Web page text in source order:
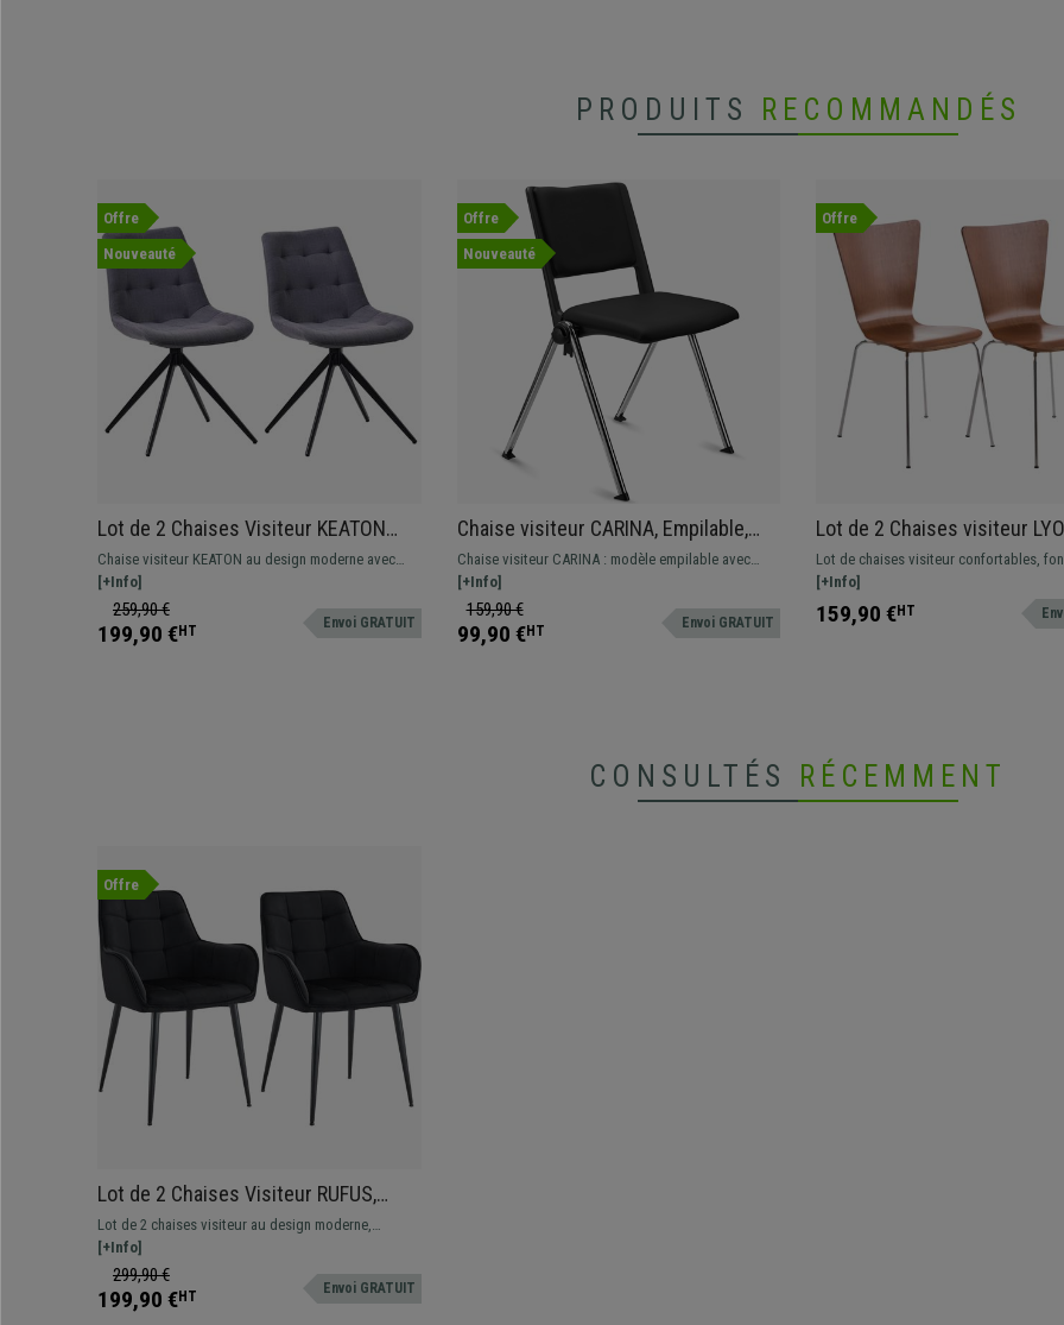
PRODUITS RECOMMANDÉS
Offre
Nouveauté
Lot de 2 Chaises Visiteur KEATON
TISSU, Structure Métallique,
Pivotantes, Gris Foncé
Chaise visiteur KEATON au design moderne avec
revêtement en tissu ou velours, disponible en
différentes couleurs.
[+Info]
259,90 €
199,90 €HT Envoi GRATUIT
Offre
Nouveauté
Chaise visiteur CARINA, Empilable,
Crochets d’Attache, Piétement
Chromé, Cuir Noir
Chaise visiteur CARINA : modèle empilable avec
système de crochets d’attache. Design moderne et
grande qualité de fabrication.
[+Info]
159,90 €
99,90 €HT Envoi GRATUIT
Offre
Lot de 2 Chaises visiteur
Empilables, en Bois, Marron
Lot de chaises visiteur confortables,
et empilables. Design moderne et actuel.
[+Info]
159,90 €HT
CONSULTÉS RÉCEMMENT
Offre
Lot de 2 Chaises Visiteur RUFUS,
Design Moderne et Élégant, en
Velours, Noir
Lot de 2 chaises visiteur au design moderne,
revêtement en tissu type velours. Structure
metallique noire.
[+Info]
299,90 €
199,90 €HT Envoi GRATUIT